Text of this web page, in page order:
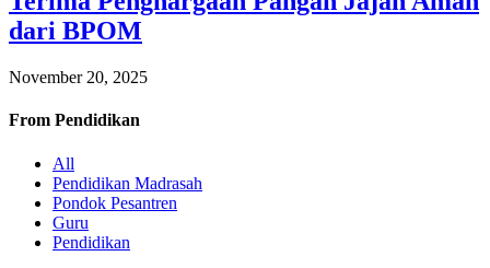
dari BPOM
November 20, 2025
From Pendidikan
All
Pendidikan Madrasah
Pondok Pesantren
Guru
Pendidikan